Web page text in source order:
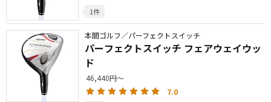
1件
本間ゴルフ／パーフェクトスイッチ
パーフェクトスイッチ フェアウェイウッ
ド
46,440円～
7.0